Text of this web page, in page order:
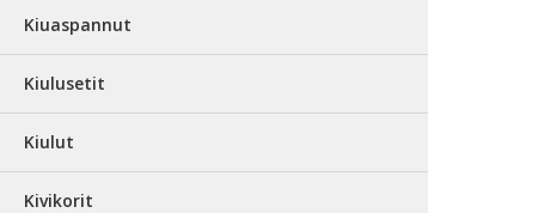
Kiuaspannut
Kiulusetit
Kiulut
Kivikorit